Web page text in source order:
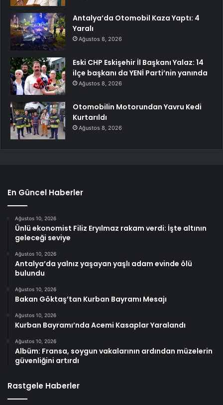
Antalya’da Otomobil Kaza Yaptı: 4
Yaralı
Ağustos 8, 2026
Eski CHP Eskişehir İl Başkanı Yalaz: 14
ilçe başkanı da YENİ Parti’nin yanında
Ağustos 8, 2026
Otomobilin Motorundan Yavru Kedi
Kurtarıldı
Ağustos 8, 2026
En Güncel Haberler
Ağustos 10, 2026
Ünlü ekonomist Filiz Eryılmaz rakam verdi: İşte altının
geleceği seviye
Ağustos 10, 2026
Antalya’da yalnız yaşayan yaşlı adam evinde ölü
bulundu
Ağustos 10, 2026
Bakan Göktaş’tan Kurban Bayramı Mesajı
Ağustos 10, 2026
Kurban Bayramı’nda Acemi Kasaplar Yaralandı
Ağustos 10, 2026
Albüm: Fransa, soygun vakalarının ardından müzelerin
güvenliğini artırdı
Rastgele Haberler